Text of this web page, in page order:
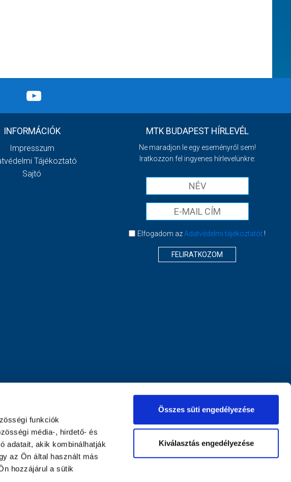
funkciók
média-, hirdető- és
adatait, akik kombinálhatják
az Ön által használt más
hozzájárul a sütik
Összes süti engedélyezése
Kiválasztás engedélyezése
INFORMÁCIÓK
Impresszum
Tájékoztató
Sajtó
MTK BUDAPEST HÍRLEVÉL
Ne maradjon le egy eseményről sem!
Iratkozzon fel ingyenes hírlevelünkre:
Elfogadom azAdatvédelmi tájékoztatót !
FELIRATKOZOM